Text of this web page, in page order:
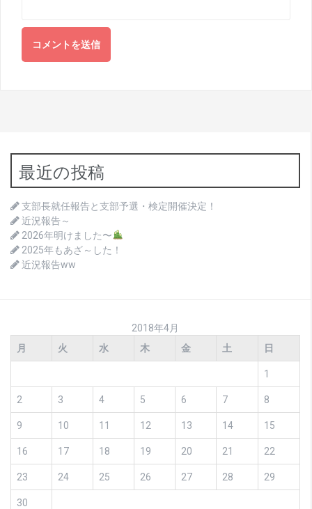
最近の投稿
支部長就任報告と支部予選・検定開催決定！
近況報告～
2026年明けました〜
2025年もあざ～した！
近況報告ww
2018年4月
月
火 水 木 金 土 日
1
2 3 4 5 6 7 8
9 10 11 12 13 14 15
16 17 18 19 20 21 22
23 24 25 26 27 28 29
30